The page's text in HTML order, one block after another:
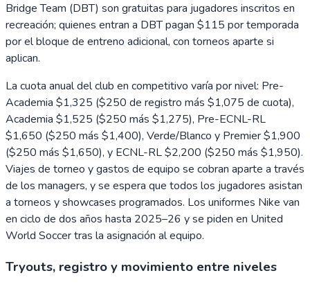
Bridge Team (DBT) son gratuitas para jugadores inscritos en
recreación; quienes entran a DBT pagan $115 por temporada
por el bloque de entreno adicional, con torneos aparte si
aplican.
La cuota anual del club en competitivo varía por nivel: Pre-
Academia $1,325 ($250 de registro más $1,075 de cuota),
Academia $1,525 ($250 más $1,275), Pre-ECNL-RL
$1,650 ($250 más $1,400), Verde/Blanco y Premier $1,900
($250 más $1,650), y ECNL-RL $2,200 ($250 más $1,950).
Viajes de torneo y gastos de equipo se cobran aparte a través
de los managers, y se espera que todos los jugadores asistan
a torneos y showcases programados. Los uniformes Nike van
en ciclo de dos años hasta 2025–26 y se piden en United
World Soccer tras la asignación al equipo.
Tryouts, registro y movimiento entre niveles